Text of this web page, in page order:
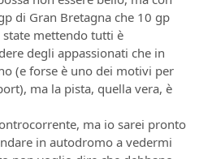
di Gran Bretagna che 10 gp
mettendo tutti è
degli appassionati che in
(e forse è uno dei motivi per
ma la pista, quella vera, è
ma io sarei pronto
in autodromo a vedermi